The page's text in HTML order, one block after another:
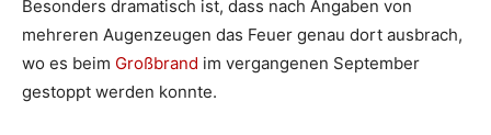
Besonders dramatisch ist, dass nach Angaben von
mehreren Augenzeugen das Feuer genau dort ausbrach,
wo es beim Großbrand im vergangenen September
gestoppt werden konnte.